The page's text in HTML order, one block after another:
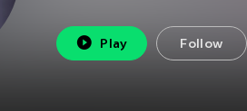
Play Follow